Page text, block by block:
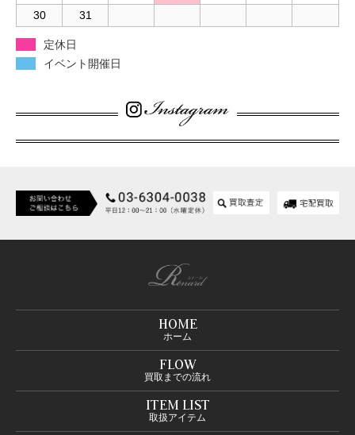
30
31
定休日
イベント開催日
HOME
ホーム
FLOW
買取までの流れ
ITEM LIST
取扱アイテム